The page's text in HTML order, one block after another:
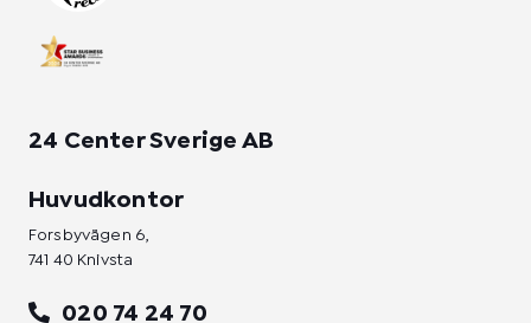
24 Center Sverige AB
Huvudkontor
Forsbyvägen 6,
741 40 Knivsta
020 74 24 70